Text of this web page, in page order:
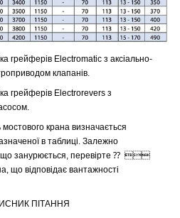
грейферів Electromatic з аксіально-
клапанів.
грейферів Electrorevers з
мостового крана визначається
в таблиці. Залежно
що занурюється, перевірте ⁇ ­
що відповідає вантажності
ПІТАННЯ